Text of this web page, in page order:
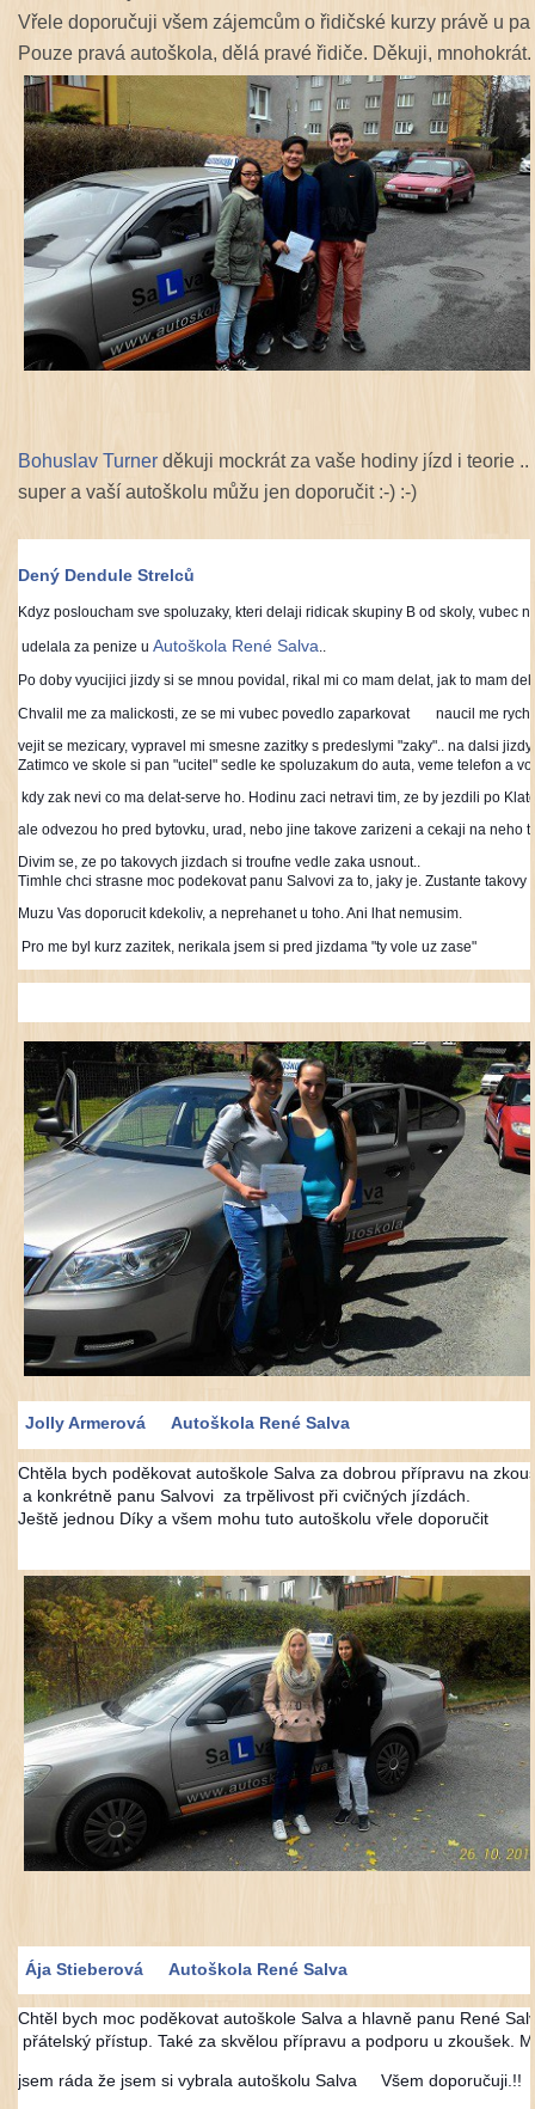
Vřele doporučuji všem zájemcům o řidičské kurzy právě u
Pouze pravá autoškola, dělá pravé řidiče. Děkuji, mnohokrát.
Bohuslav Turner děkuji mockrát za vaše hodiny jízd i teorie
super a vaší autoškolu můžu jen doporučit :-) :-)
m
o
t
i
k
o
n
a
w
i
Dený Dendule Strelců
Kdyz posloucham sve spoluzaky, kteri delaji ridicak skupiny B od skoly, vubec
udelala za penize u Autoškola René Salva..
Po doby vyucijici jizdy si se mnou povidal, rikal mi co mam delat, jak to mam
Chvalil me za malickosti, ze se mi vubec povedlo zaparkovat
naucil me
vejit se mezicary, vypravel mi smesne zazitky s predeslymi "zaky".. na dalsi
Zatimco ve skole si pan "ucitel" sedle ke spoluzakum do auta, veme telefon a
kdy zak nevi co ma delat-serve ho. Hodinu zaci netravi tim, ze by jezdili po
ale odvezou ho pred bytovku, urad, nebo jine takove zarizeni a cekaji na neho
Divim se, ze po takovych jizdach si troufne vedle zaka usnout..
Timhle chci strasne moc podekovat panu Salvovi za to, jaky je. Zustante
Muzu Vas doporucit kdekoliv, a neprehanet u toho. Ani lhat nemusim.
Pro me byl kurz zazitek, nerikala jsem si pred jizdama "ty vole uz zase"
Jolly Armerová Autoškola René Salva
Chtěla bych poděkovat autoškole Salva za dobrou přípravu na
a konkrétně panu Salvovi za trpělivost při cvičných jízdách.
Ještě jednou Díky a všem mohu tuto autoškolu vřele doporučit
Ája Stieberová Autoškola René Salva
Chtěl bych moc poděkovat autoškole Salva a hlavně panu René
přátelský přístup. Také za skvělou přípravu a podporu u zkoušek.
jsem ráda že jsem si vybrala autoškolu Salva Všem doporučuji.!!